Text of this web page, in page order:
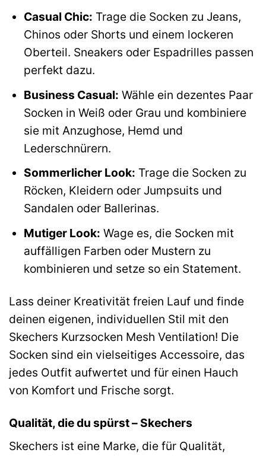
Casual Chic: Trage die Socken zu Jeans,
Chinos oder Shorts und einem lockeren
Oberteil. Sneakers oder Espadrilles passen
perfekt dazu.
Business Casual: Wähle ein dezentes Paar
Socken in Weiß oder Grau und kombiniere
sie mit Anzughose, Hemd und
Lederschnürern.
Sommerlicher Look: Trage die Socken zu
Röcken, Kleidern oder Jumpsuits und
Sandalen oder Ballerinas.
Mutiger Look: Wage es, die Socken mit
auffälligen Farben oder Mustern zu
kombinieren und setze so ein Statement.
Lass deiner Kreativität freien Lauf und finde
deinen eigenen, individuellen Stil mit den
Skechers Kurzsocken Mesh Ventilation! Die
Socken sind ein vielseitiges Accessoire, das
jedes Outfit aufwertet und für einen Hauch
von Komfort und Frische sorgt.
Qualität, die du spürst – Skechers
Skechers ist eine Marke, die für Qualität,